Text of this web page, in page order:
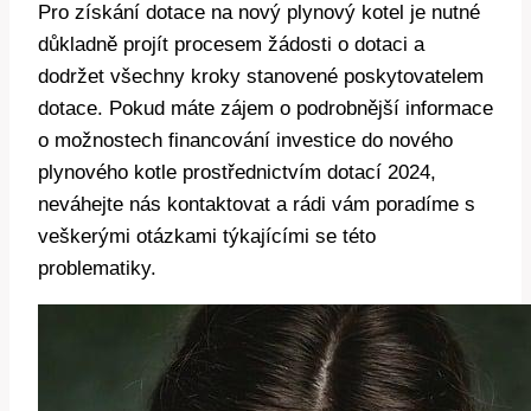
Pro získání dotace na nový plynový kotel je nutné
důkladně projít procesem žádosti o dotaci a
dodržet všechny kroky stanovené poskytovatelem
dotace. Pokud máte zájem o podrobnější informace
o možnostech financování investice do nového
plynového kotle prostřednictvím dotací 2024,
neváhejte nás kontaktovat a rádi vám poradíme s
veškerými otázkami týkajícími se této
problematiky.